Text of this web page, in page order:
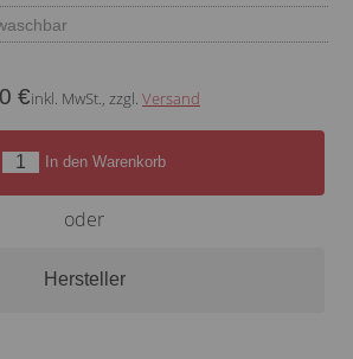
€inkl. MwSt., zzgl. Versand
In den Warenkorb
oder
Hersteller